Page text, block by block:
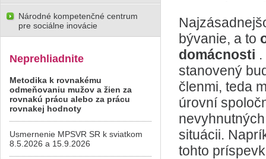
bývanie, a to
domácnosti
stanovený
členmi, teda
úrovní
situácii.
tohto
Národné kompetenčné centrum
pre sociálne inovácie
Neprehliadnite
Metodika k rovnakému
odmeňovaniu mužov a žien za
rovnakú prácu alebo za prácu
rovnakej hodnoty
Usmernenie MPSVR SR k sviatkom
8.5.2026 a 15.9.2026